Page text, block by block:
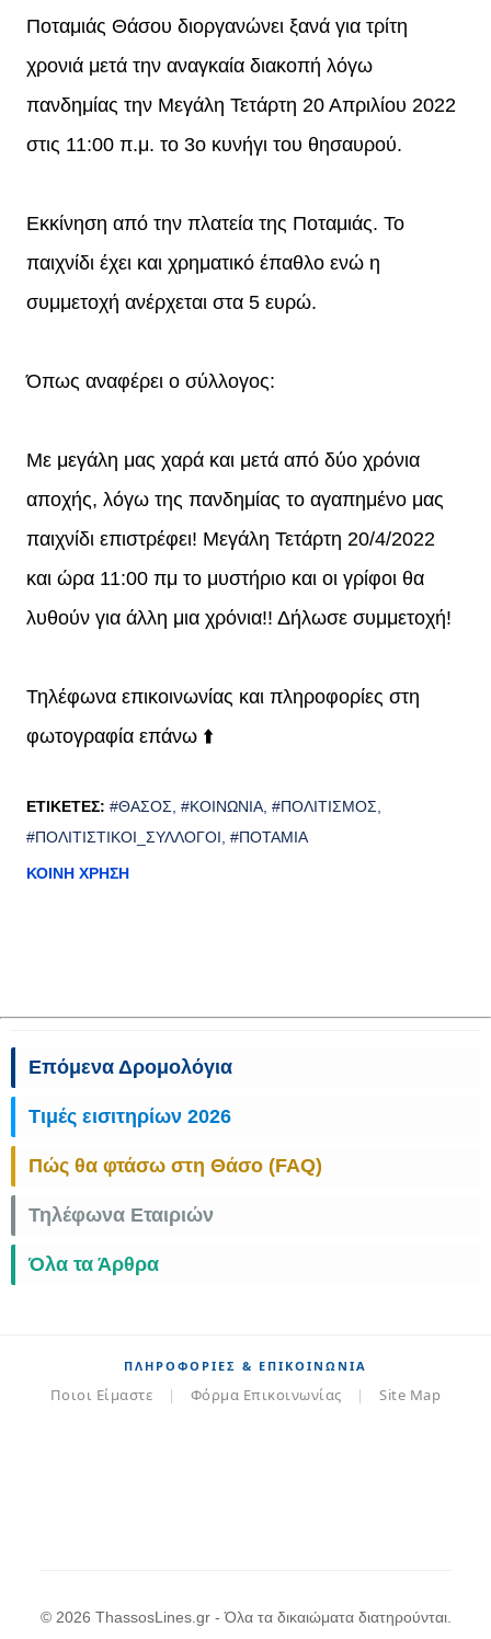
Ποταμιάς Θάσου διοργανώνει ξανά για τρίτη
χρονιά μετά την αναγκαία διακοπή λόγω
πανδημίας την Μεγάλη Τετάρτη 20 Απριλίου 2022
στις 11:00 π.μ. το 3ο κυνήγι του θησαυρού.
Εκκίνηση από την πλατεία της Ποταμιάς. Το
παιχνίδι έχει και χρηματικό έπαθλο ενώ η
συμμετοχή ανέρχεται στα 5 ευρώ.
Όπως αναφέρει ο σύλλογος:
Με μεγάλη μας χαρά και μετά από δύο χρόνια
αποχής, λόγω της πανδημίας το αγαπημένο μας
παιχνίδι επιστρέφει! Μεγάλη Τετάρτη 20/4/2022
και ώρα 11:00 πμ το μυστήριο και οι γρίφοι θα
λυθούν για άλλη μια χρόνια!! Δήλωσε συμμετοχή!
Τηλέφωνα επικοινωνίας και πληροφορίες στη
φωτογραφία επάνω ⬆️
ΕΤΙΚΈΤΕΣ: #ΘΆΣΟΣ #ΚΟΙΝΩΝΊΑ #ΠΟΛΙΤΙΣΜΌΣ
#ΠΟΛΙΤΙΣΤΙΚΟΊ_ΣΎΛΛΟΓΟΙ #ΠΟΤΑΜΙΆ
ΚΟΙΝΉ ΧΡΉΣΗ
Επόμενα Δρομολόγια
Τιμές εισιτηρίων 2026
Πώς θα φτάσω στη Θάσο (FAQ)
Τηλέφωνα Εταιριών
Όλα τα Άρθρα
ΠΛΗΡΟΦΟΡΊΕΣ & ΕΠΙΚΟΙΝΩΝΊΑ
Ποιοι Είμαστε | Φόρμα Επικοινωνίας | Site Map
© 2026 ThassosLines.gr - Όλα τα δικαιώματα διατηρούνται.